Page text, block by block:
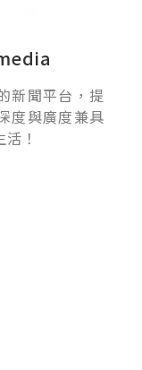
新聞平台，提
度與廣度兼具
！